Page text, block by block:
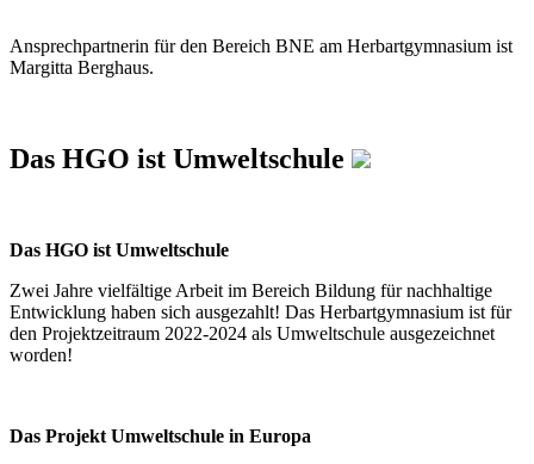
Ansprechpartnerin für den Bereich BNE am Herbartgymnasium ist
Margitta Berghaus.
Das HGO ist Umweltschule
Das HGO ist Umweltschule
Zwei Jahre vielfältige Arbeit im Bereich Bildung für nachhaltige
Entwicklung haben sich ausgezahlt! Das Herbartgymnasium ist für
den Projektzeitraum 2022-2024 als Umweltschule ausgezeichnet
worden!
Das Projekt Umweltschule in Europa